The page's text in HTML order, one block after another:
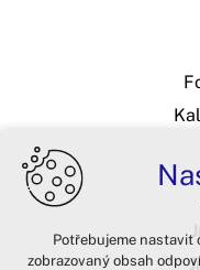
Potřebujeme nastavit
zobrazovaný obsah